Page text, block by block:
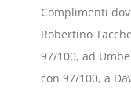
Complimenti
Robertino
97/100, ad
con 97/100, a